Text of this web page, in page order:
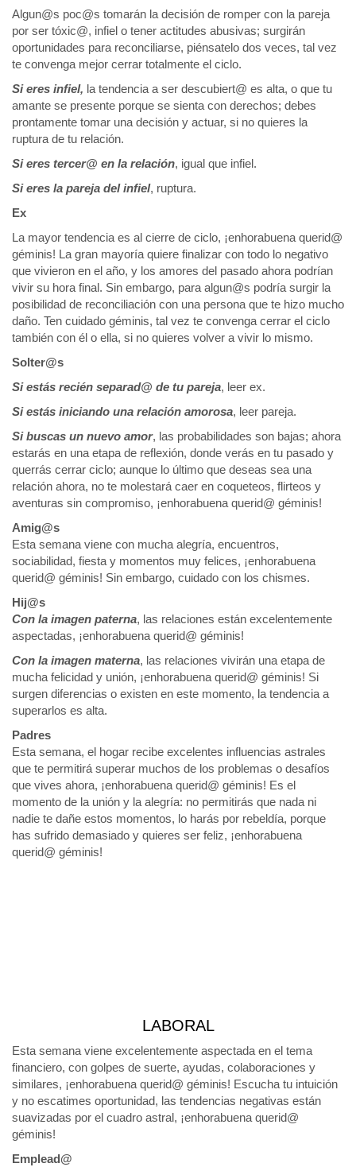
Algun@s poc@s tomarán la decisión de romper con la pareja
por ser tóxic@, infiel o tener actitudes abusivas; surgirán
oportunidades para reconciliarse, piénsatelo dos veces, tal vez
te convenga mejor cerrar totalmente el ciclo.
Si eres infiel, la tendencia a ser descubiert@ es alta, o que tu
amante se presente porque se sienta con derechos; debes
prontamente tomar una decisión y actuar, si no quieres la
ruptura de tu relación.
Si eres tercer@ en la relación, igual que infiel.
Si eres la pareja del infiel, ruptura.
Ex
La mayor tendencia es al cierre de ciclo, ¡enhorabuena querid@
géminis! La gran mayoría quiere finalizar con todo lo negativo
que vivieron en el año, y los amores del pasado ahora podrían
vivir su hora final. Sin embargo, para algun@s podría surgir la
posibilidad de reconciliación con una persona que te hizo mucho
daño. Ten cuidado géminis, tal vez te convenga cerrar el ciclo
también con él o ella, si no quieres volver a vivir lo mismo.
Solter@s
Si estás recién separad@ de tu pareja, leer ex.
Si estás iniciando una relación amorosa, leer pareja.
Si buscas un nuevo amor, las probabilidades son bajas; ahora
estarás en una etapa de reflexión, donde verás en tu pasado y
querrás cerrar ciclo; aunque lo último que deseas sea una
relación ahora, no te molestará caer en coqueteos, flirteos y
aventuras sin compromiso, ¡enhorabuena querid@ géminis!
Amig@s
Esta semana viene con mucha alegría, encuentros,
sociabilidad, fiesta y momentos muy felices, ¡enhorabuena
querid@ géminis! Sin embargo, cuidado con los chismes.
Hij@s
Con la imagen paterna, las relaciones están excelentemente
aspectadas, ¡enhorabuena querid@ géminis!
Con la imagen materna, las relaciones vivirán una etapa de
mucha felicidad y unión, ¡enhorabuena querid@ géminis! Si
surgen diferencias o existen en este momento, la tendencia a
superarlos es alta.
Padres
Esta semana, el hogar recibe excelentes influencias astrales
que te permitirá superar muchos de los problemas o desafíos
que vives ahora, ¡enhorabuena querid@ géminis! Es el
momento de la unión y la alegría: no permitirás que nada ni
nadie te dañe estos momentos, lo harás por rebeldía, porque
has sufrido demasiado y quieres ser feliz, ¡enhorabuena
querid@ géminis!
LABORAL
Esta semana viene excelentemente aspectada en el tema
financiero, con golpes de suerte, ayudas, colaboraciones y
similares, ¡enhorabuena querid@ géminis! Escucha tu intuición
y no escatimes oportunidad, las tendencias negativas están
suavizadas por el cuadro astral, ¡enhorabuena querid@
géminis!
Emplead@